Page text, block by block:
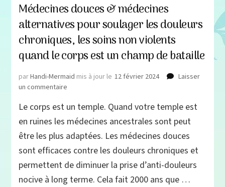
Médecines douces & médecines
alternatives pour soulager les douleurs
chroniques, les soins non violents
quand le corps est un champ de bataille
parHandi-Mermaid mis à jour le 12 février 2024
Laisser
un commentaire
douces
&
alternatives
pour
soulager
les
douleurs
Le corps est un temple. Quand votre temple est
en ruines les médecines ancestrales sont peut
être les plus adaptées. Les médecines douces
sont efficaces contre les douleurs chroniques et
permettent de diminuer la prise d’anti-douleurs
nocive à long terme. Cela fait 2000 ans que …